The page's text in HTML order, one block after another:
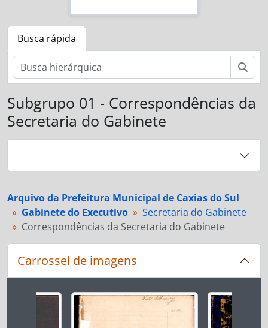
Busca rápida
Subgrupo 01 - Correspondências da
Secretaria do Gabinete
Arquivo da Prefeitura Municipal de Caxias do Sul
Gabinete do Executivo
Secretaria do Gabinete
Correspondências da Secretaria do Gabinete
Carrossel de imagens
Ao alterar o slide atual deste carrossel, o título da